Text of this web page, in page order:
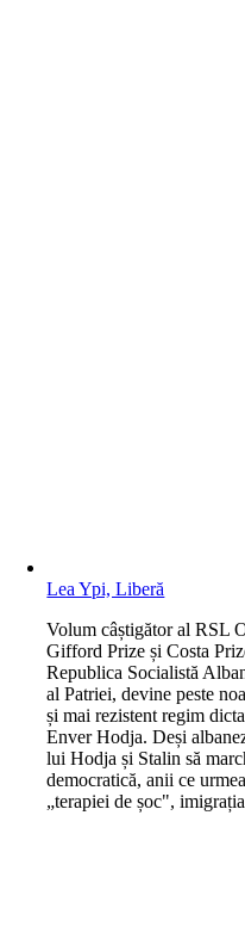
Lea Ypi, Liberă
Volum câștigător al RSL
Gifford Prize și Costa
Republica Socialistă
al Patriei, devine peste
și mai rezistent regim
Enver Hodja. Deși
lui Hodja și Stalin să
democratică, anii ce
„terapiei de șoc",